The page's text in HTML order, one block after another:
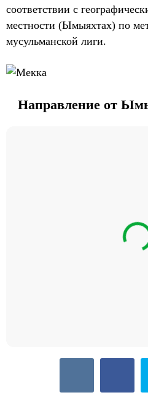
соответствии с
местности (Ымыяхтах) по
мусульманской лиги.
Направление от